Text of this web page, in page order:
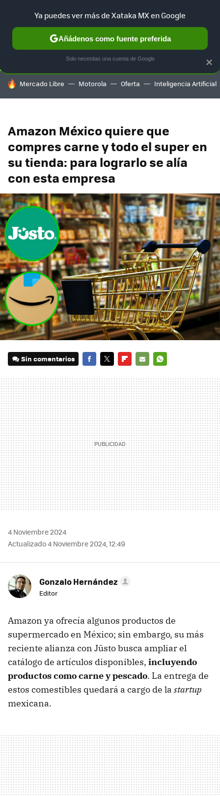
SELECCIÓN GAMING HOME AUTO TERRITORIO
HOY SE HABLA DE
Mercado Libre Motorola Oferta Inteligencia Artificial
Amazon México quiere que
compres carne y todo el super en
su tienda: para lograrlo se alía
con esta empresa
Sin comentarios
MAIL
4 Noviembre 2024
Actualizado 4 Noviembre 2024, 12:49
Gonzalo Hernández
Editor
Amazon ya ofrecía algunos productos de
supermercado en México; sin embargo, su más
reciente alianza con Jüsto busca ampliar el
catálogo de artículos disponibles, incluyendo
productos como carne y pescado. La entrega de
estos comestibles quedará a cargo de la startup
mexicana.
×
Ya puedes ver más de Xataka MX en Google
Añádenos como fuente preferida
Solo necesitas una cuenta de Google